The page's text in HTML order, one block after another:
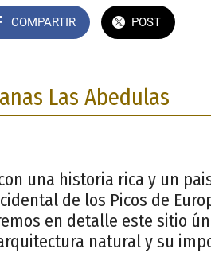
COMPARTIR POST
Las Abedulas
una historia rica y un
de los Picos de
en detalle este sitio
natural y su